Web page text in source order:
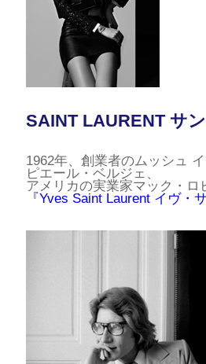
SAINT LAURENT サ
1962年、創業者のムッシュ
ピエール・ベルジェ、
アメリカの実業家マック・
『Yves Saint Laurent イヴ・